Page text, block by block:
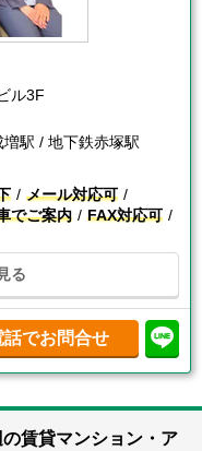
ル3F
駅 / 地下鉄赤塚駅
メール対応可
でご案内
FAX対応可
る
話でお問合せ
賃貸マンション・ア